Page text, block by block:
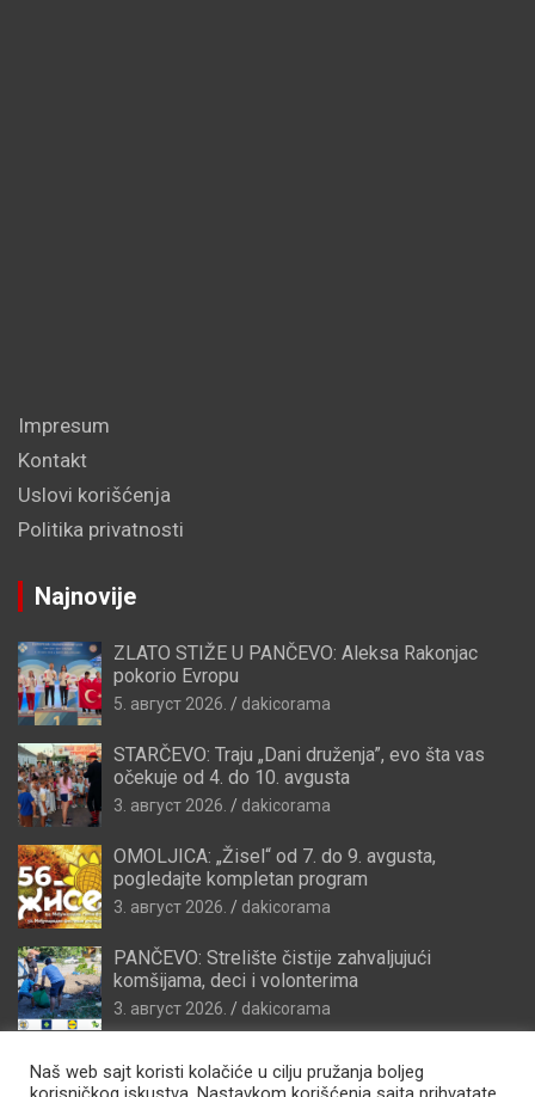
Impresum
Kontakt
Uslovi korišćenja
Politika privatnosti
Najnovije
ZLATO STIŽE U PANČEVO: Aleksa Rakonjac
pokorio Evropu
5. август 2026. dakicorama
STARČEVO: Traju „Dani druženja”, evo šta vas
očekuje od 4. do 10. avgusta
3. август 2026. dakicorama
OMOLJICA: „Žisel“ od 7. do 9. avgusta,
pogledajte kompletan program
3. август 2026. dakicorama
PANČEVO: Strelište čistije zahvaljujući
komšijama, deci i volonterima
3. август 2026. dakicorama
Naš web sajt koristi kolačiće u cilju pružanja boljeg